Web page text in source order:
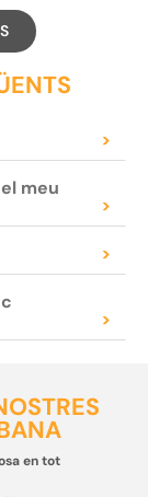
>
meu
>
>
>
en tot